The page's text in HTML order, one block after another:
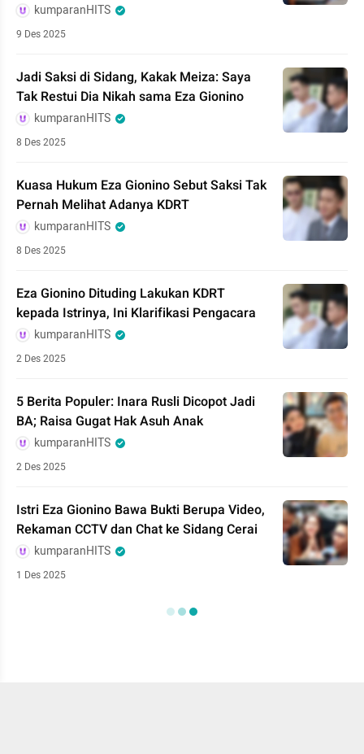
kumparanHITS
9 Des 2025
Jadi Saksi di Sidang, Kakak Meiza: Saya
Tak Restui Dia Nikah sama Eza Gionino
kumparanHITS
8 Des 2025
Kuasa Hukum Eza Gionino Sebut Saksi Tak
Pernah Melihat Adanya KDRT
kumparanHITS
8 Des 2025
Eza Gionino Dituding Lakukan KDRT
kepada Istrinya, Ini Klarifikasi Pengacara
kumparanHITS
2 Des 2025
5 Berita Populer: Inara Rusli Dicopot Jadi
BA; Raisa Gugat Hak Asuh Anak
kumparanHITS
2 Des 2025
Istri Eza Gionino Bawa Bukti Berupa Video,
Rekaman CCTV dan Chat ke Sidang Cerai
kumparanHITS
1 Des 2025